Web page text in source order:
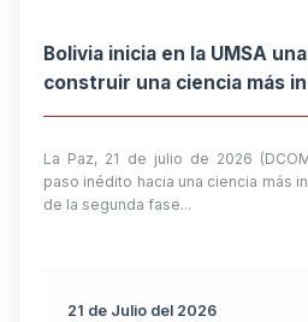
Bolivia inicia en la UMSA
construir una ciencia más
La Paz, 21 de julio de 2026
paso inédito hacia una ciencia más
de la segunda fase...
21 de Julio del 2026